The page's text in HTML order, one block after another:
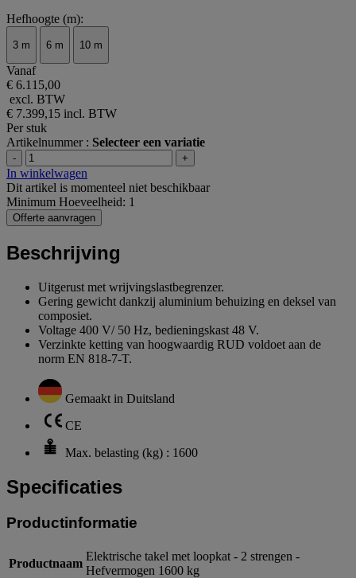
Hefhoogte (m):
3 m 6 m 10 m
Vanaf
€ 6.115,00
excl. BTW
€ 7.399,15 incl. BTW
Per stuk
Artikelnummer : Selecteer een variatie
- +
In winkelwagen
Dit artikel is momenteel niet beschikbaar
Minimum Hoeveelheid: 1
Offerte aanvragen
Beschrijving
Uitgerust met wrijvingslastbegrenzer.
Gering gewicht dankzij aluminium behuizing en deksel van
composiet.
Voltage 400 V/ 50 Hz, bedieningskast 48 V.
Verzinkte ketting van hoogwaardig RUD voldoet aan de
norm EN 818-7-T.
Gemaakt in Duitsland
CE
Max. belasting (kg) : 1600
Specificaties
Productinformatie
Productnaam
Elektrische takel met loopkat - 2 strengen -
Hefvermogen 1600 kg